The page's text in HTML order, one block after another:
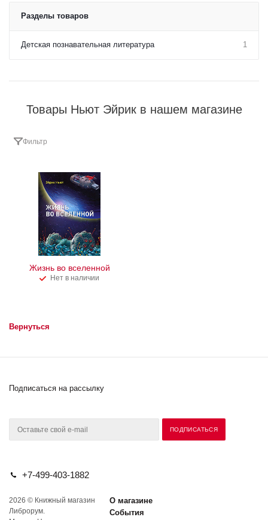
Разделы товаров
Детская познавательная литература 1
Товары Ньют Эйрик в нашем магазине
Фильтр
Жизнь во вселенной
Нет в наличии
Вернуться
Подписаться на рассылку
+7-499-403-1882
2026 © Книжный магазин
Либрорум.
О магазине
События